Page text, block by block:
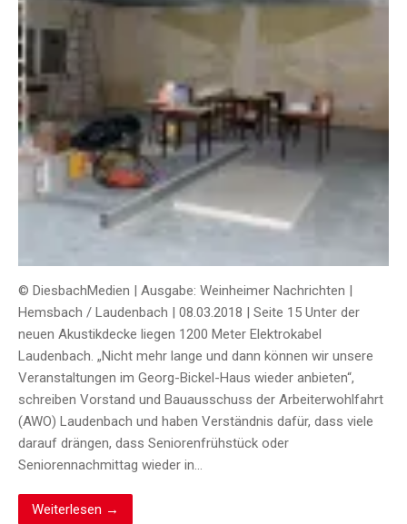
© DiesbachMedien | Ausgabe: Weinheimer Nachrichten |
Hemsbach / Laudenbach | 08.03.2018 | Seite 15 Unter der
neuen Akustikdecke liegen 1200 Meter Elektrokabel
Laudenbach. „Nicht mehr lange und dann können wir unsere
Veranstaltungen im Georg-Bickel-Haus wieder anbieten“,
schreiben Vorstand und Bauausschuss der Arbeiterwohlfahrt
(AWO) Laudenbach und haben Verständnis dafür, dass viele
darauf drängen, dass Seniorenfrühstück oder
Seniorennachmittag wieder in…
Weiterlesen →